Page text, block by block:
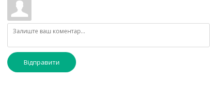
Відправити